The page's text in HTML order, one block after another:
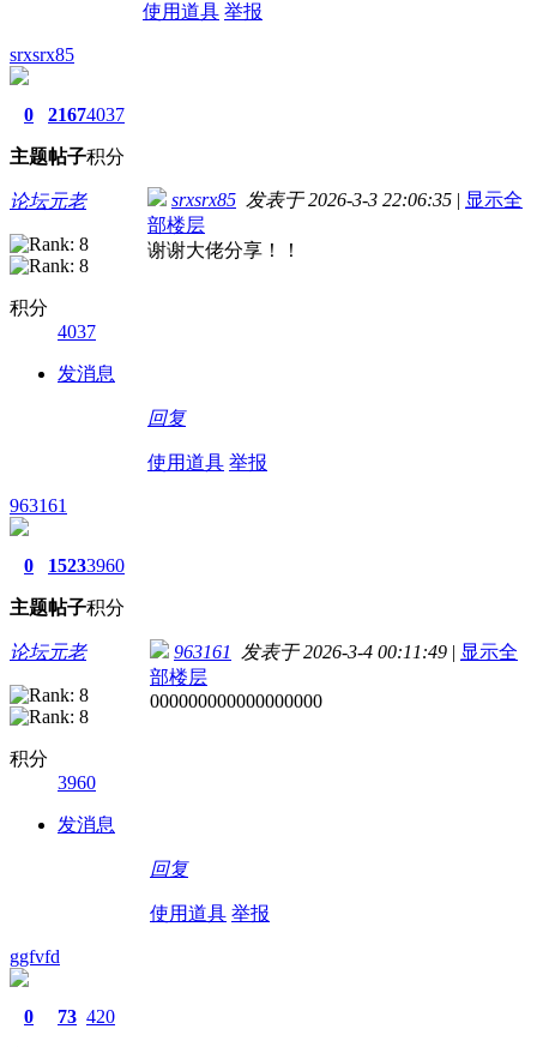
使用道具 举报
srxsrx85
0
主题
2167
帖子
4037
积分
论坛元老
积分
4037
发消息
srxsrx85 发表于 2026-3-3 22:06:35 | 显示全
部楼层
谢谢大佬分享！！
回复
使用道具 举报
963161
0
主题
1523
帖子
3960
积分
论坛元老
积分
3960
发消息
963161 发表于 2026-3-4 00:11:49 | 显示全
部楼层
000000000000000000
回复
使用道具 举报
ggfvfd
0 73 420